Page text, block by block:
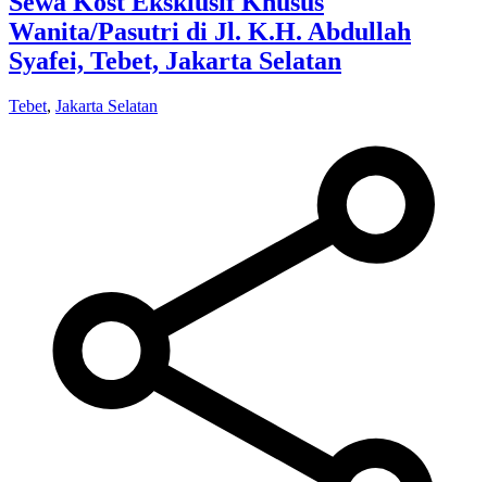
Wanita/Pasutri di Jl. K.H. Abdullah
Syafei, Tebet, Jakarta Selatan
Tebet, Jakarta Selatan